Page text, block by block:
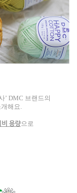
’ DMC 브랜드의
해요.
용량으로